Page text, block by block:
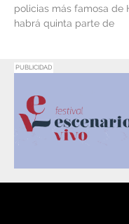
policias más famosa de
habrá quinta parte de
PUBLICIDAD